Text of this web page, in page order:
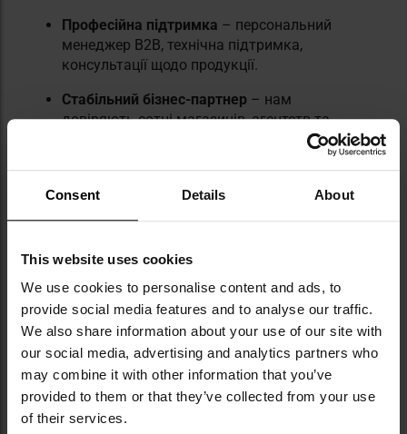
Consent Details About
This website uses cookies
We use cookies to personalise content and ads, to
provide social media features and to analyse our traffic.
We also share information about your use of our site with
our social media, advertising and analytics partners who
may combine it with other information that you’ve
provided to them or that they’ve collected from your use
of their services.
Професійна підтримка – персональний
менеджер B2B, технічна підтримка,
консультації щодо продукції.
Стабільний бізнес-партнер – нам
довіряють сотні магазинів, агентств та
Для кого призначений
оптовий продаж?
Пропозиція B2B Militaria.pl спрямована на
широке коло професійних споживачів, які
шукають перевіреного партнера в галузі
постачання військового, туристичного та
тактичного спорядження. Ми обслуговуємо
як суб'єктів комерційної діяльності, так і
державні установи.